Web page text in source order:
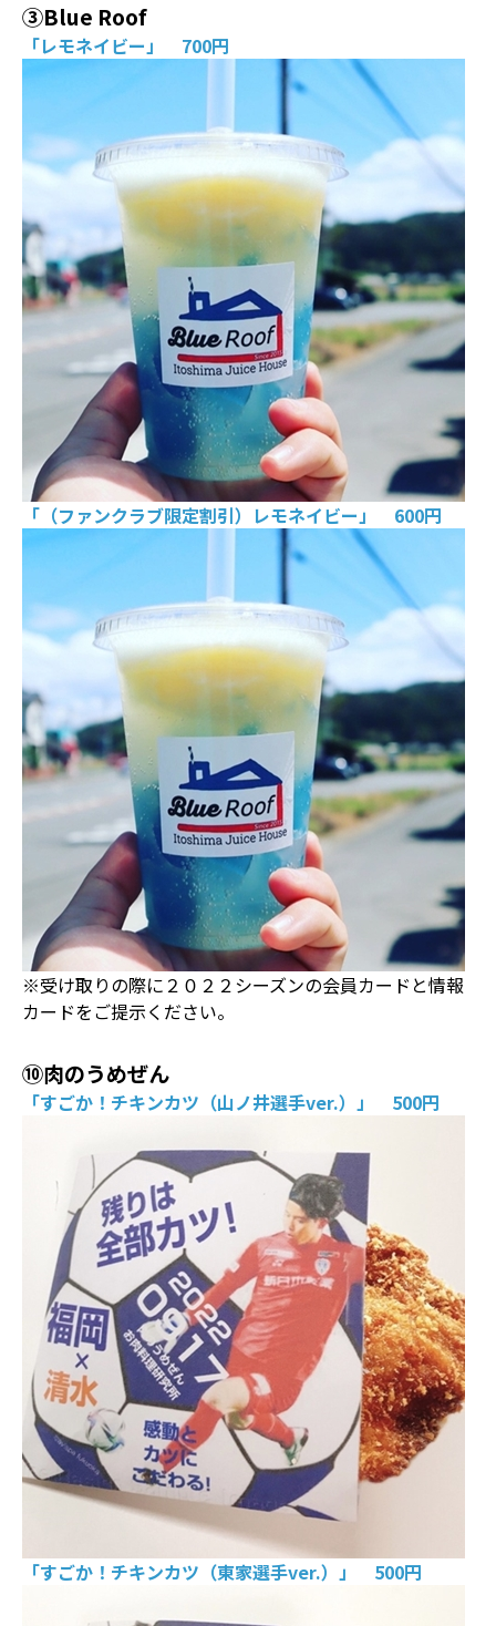
③Blue Roof
「レモネイビー」 700円
「（ファンクラブ限定割引）レモネイビー」 600円
※受け取りの際に２０２２シーズンの会員カードと情報
カードをご提示ください。
⑩肉のうめぜん
「すごか！チキンカツ（山ノ井選手ver.）」 500円
「すごか！チキンカツ（東家選手ver.）」 500円